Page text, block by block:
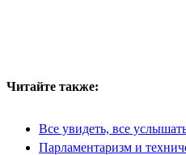
Читайте также:
Все увидеть, все
Парламентаризм и